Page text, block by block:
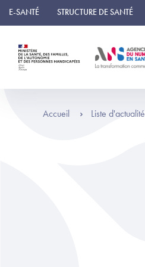
Panneau de gestion des cookies
E-SANTÉ STRUCTURE DE SANTÉ
Accueil Liste d'actualité